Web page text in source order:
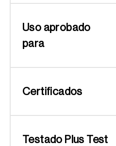
Uso aprobado
para
Certificados
Testado Plus Test